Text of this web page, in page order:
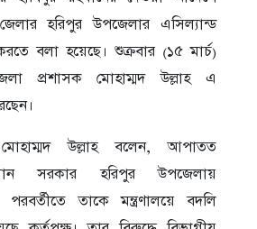
হরিপুর উপজেলার এসিল্যান্ড
বলা হয়েছে। শুক্রবার (১৫ মার্চ)
প্রশাসক মোহাম্মদ উল্লাহ এ
উল্লাহ বলেন, আপাতত
সরকার হরিপুর উপজেলায়
তাকে মন্ত্রণালয়ে বদলি